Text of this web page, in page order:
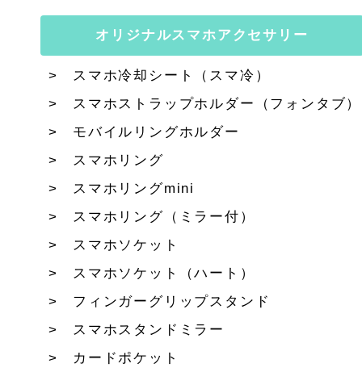
オリジナルスマホアクセサリー
スマホ冷却シート（スマ冷）
スマホストラップホルダー（フォンタブ）
モバイルリングホルダー
スマホリング
スマホリングmini
スマホリング（ミラー付）
スマホソケット
スマホソケット（ハート）
フィンガーグリップスタンド
スマホスタンドミラー
カードポケット